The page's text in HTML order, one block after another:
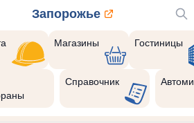
Запорожье
Магазины Гостиницы
Справочник